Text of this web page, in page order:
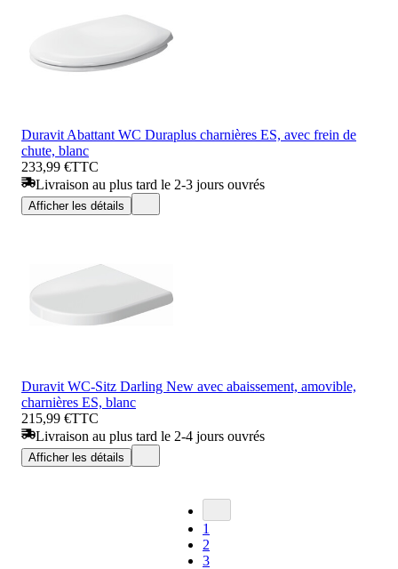
Duravit Abattant WC Duraplus charnières ES, avec frein de
chute, blanc
233,99 €TTC
Livraison au plus tard le 2-3 jours ouvrés
Afficher les détails
Duravit WC-Sitz Darling New avec abaissement, amovible,
charnières ES, blanc
215,99 €TTC
Livraison au plus tard le 2-4 jours ouvrés
Afficher les détails
1
2
3